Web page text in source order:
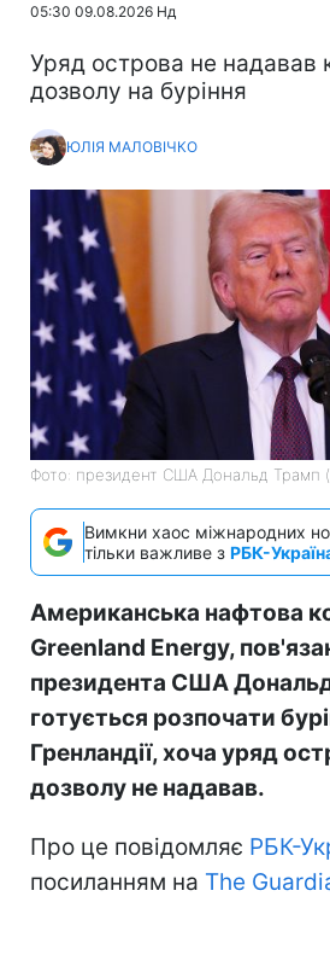
05:30 09.08.2026 Нд
Уряд острова не надавав
дозволу на буріння
ЮЛІЯ МАЛОВІЧКО
Фото: президент США Дональд Трамп
Вимкни хаос міжнародних
тільки важливе з РБК-
Американська нафтова
Greenland Energy,
президента США
готується розпочати
Гренландії, хоча уряд
дозволу не надавав.
Про це повідомляє РБК-
посиланням на The